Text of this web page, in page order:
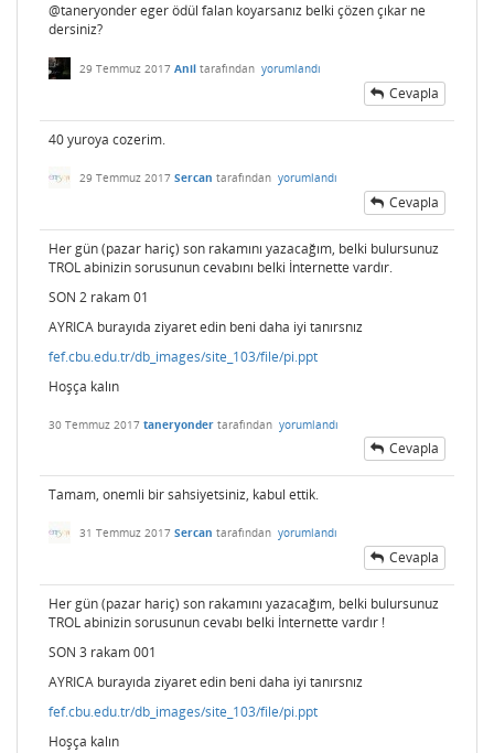
@taneryonder eger ödül falan koyarsanız belki çözen çıkar ne
dersiniz?
29 Temmuz 2017 Anil tarafından yorumlandı
Cevapla
40 yuroya cozerim.
29 Temmuz 2017 Sercan tarafından yorumlandı
Cevapla
Her gün (pazar hariç) son rakamını yazacağım, belki bulursunuz
TROL abinizin sorusunun cevabını belki İnternette vardır.
SON 2 rakam 01
AYRICA burayıda ziyaret edin beni daha iyi tanırsnız
fef.cbu.edu.tr/db_images/site_103/file/pi.ppt
Hoşça kalın
30 Temmuz 2017 taneryonder tarafından yorumlandı
Cevapla
Tamam, onemli bir sahsiyetsiniz, kabul ettik.
31 Temmuz 2017 Sercan tarafından yorumlandı
Cevapla
Her gün (pazar hariç) son rakamını yazacağım, belki bulursunuz
TROL abinizin sorusunun cevabı belki İnternette vardır !
SON 3 rakam 001
AYRICA burayıda ziyaret edin beni daha iyi tanırsnız
fef.cbu.edu.tr/db_images/site_103/file/pi.ppt
Hoşça kalın